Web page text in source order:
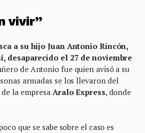
vivir”
a su hijo Juan Antonio Rincón,
desaparecido el 27 de noviembre
de Antonio fue quien avisó a su
armadas se los llevaron del
la empresa Aralo Express, donde
que se sabe sobre el caso es